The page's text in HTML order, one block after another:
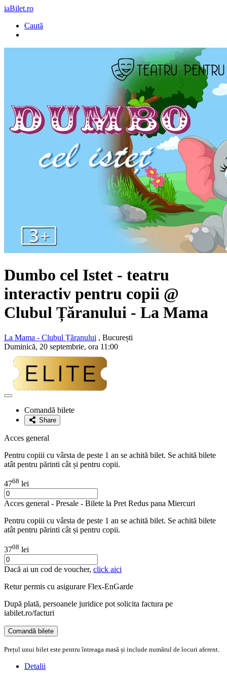
iaBilet.ro
Caută
Dumbo cel Istet - teatru
interactiv pentru copii @
Clubul Țăranului - La Mama
La Mama - Clubul Țăranului , București
Duminică, 20 septembrie, ora 11:00
Adaugă
favoriteComandă bilete
Share
Acces general
Pentru copiii cu vârsta de peste 1 an se achită bilet. Se achită bilete
atât pentru părinti cât și pentru copii.
4768 lei
Acces general - Presale - Bilete la Pret Redus pana Miercuri
Pentru copiii cu vârsta de peste 1 an se achită bilet. Se achită bilete
atât pentru părinti cât și pentru copii.
3708 lei
Dacă ai un cod de voucher, click aici
Retur permis cu asigurare Flex-EnGarde
După plată, persoanele juridice pot solicita factura pe
iabilet.ro/facturi
Comandă bilete
Prețul unui bilet este pentru întreaga masă și include numărul de locuri aferent.
Detalii